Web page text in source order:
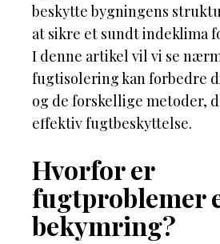
beskytte bygningens
at sikre et sundt indeklima
I denne artikel vil vi se
fugtisolering kan forbedre
og de forskellige metoder,
effektiv fugtbeskyttelse.
Hvorfor er
fugtproblemer
bekymring?